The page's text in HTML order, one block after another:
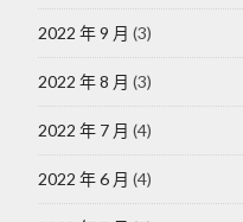
2022 年 9 月 (3)
2022 年 8 月 (3)
2022 年 7 月 (4)
2022 年 6 月 (4)